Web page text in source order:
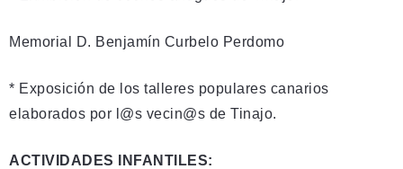
Memorial D. Benjamín Curbelo Perdomo
* Exposición de los talleres populares canarios
elaborados por l@s vecin@s de Tinajo.
ACTIVIDADES INFANTILES: